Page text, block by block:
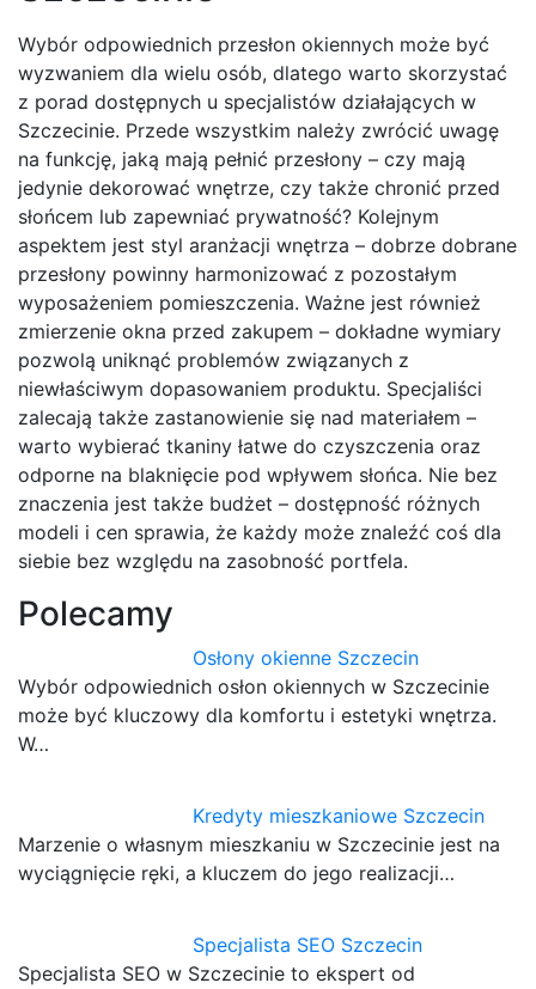
Wybór odpowiednich przesłon okiennych może być
wyzwaniem dla wielu osób, dlatego warto skorzystać
z porad dostępnych u specjalistów działających w
Szczecinie. Przede wszystkim należy zwrócić uwagę
na funkcję, jaką mają pełnić przesłony – czy mają
jedynie dekorować wnętrze, czy także chronić przed
słońcem lub zapewniać prywatność? Kolejnym
aspektem jest styl aranżacji wnętrza – dobrze dobrane
przesłony powinny harmonizować z pozostałym
wyposażeniem pomieszczenia. Ważne jest również
zmierzenie okna przed zakupem – dokładne wymiary
pozwolą uniknąć problemów związanych z
niewłaściwym dopasowaniem produktu. Specjaliści
zalecają także zastanowienie się nad materiałem –
warto wybierać tkaniny łatwe do czyszczenia oraz
odporne na blaknięcie pod wpływem słońca. Nie bez
znaczenia jest także budżet – dostępność różnych
modeli i cen sprawia, że każdy może znaleźć coś dla
siebie bez względu na zasobność portfela.
Polecamy
Osłony okienne Szczecin
Wybór odpowiednich osłon okiennych w Szczecinie
może być kluczowy dla komfortu i estetyki wnętrza.
W…
Kredyty mieszkaniowe Szczecin
Marzenie o własnym mieszkaniu w Szczecinie jest na
wyciągnięcie ręki, a kluczem do jego realizacji…
Specjalista SEO Szczecin
Specjalista SEO w Szczecinie to ekspert od